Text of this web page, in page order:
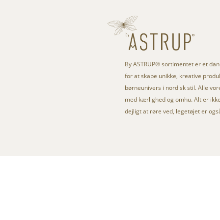
By ASTRUP® sortimentet er et
for at skabe unikke, kreative
børneunivers i nordisk stil. Alle
med kærlighed og omhu. Alt er
dejligt at røre ved, legetøjet er